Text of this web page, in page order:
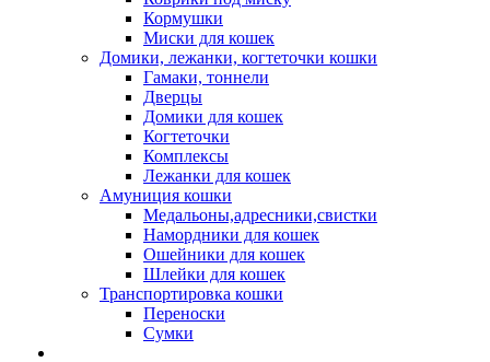
Кормушки
Миски для кошек
Домики, лежанки, когтеточки кошки
Гамаки, тоннели
Дверцы
Домики для кошек
Когтеточки
Комплексы
Лежанки для кошек
Амуниция кошки
Медальоны,адресники,свистки
Намордники для кошек
Ошейники для кошек
Шлейки для кошек
Транспортировка кошки
Переноски
Сумки